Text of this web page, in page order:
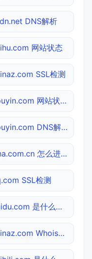
DNS解析
网站状态
SSL检测
douyin.com 网站状态
douyin.com DNS解析
sina.com.cn 怎么进入
SSL检测
baidu.com 是什么网站
chinaz.com Whois查询